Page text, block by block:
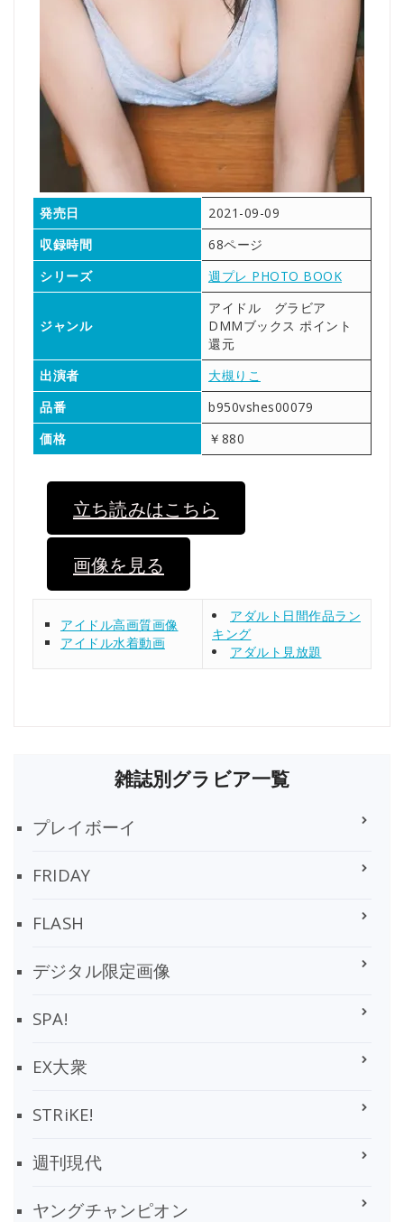
発売日
2021-09-09
収録時間
68ページ
シリーズ
週プレ PHOTO BOOK
ジャンル
アイドル グラビア
DMMブックス ポイント
還元
出演者
大槻りこ
品番
b950vshes00079
価格
￥880
立ち読みはこちら
画像を見る
アイドル高画質画像
アイドル水着動画
アダルト日間作品ラン
キング
アダルト見放題
雑誌別グラビア一覧
プレイボーイ
FRIDAY
FLASH
デジタル限定画像
SPA!
EX大衆
STRiKE!
週刊現代
ヤングチャンピオン